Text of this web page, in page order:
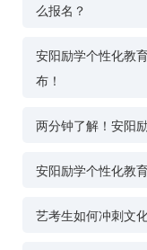
么报名？
安阳励学个性化教
布！
两分钟了解！安阳
安阳励学个性化教
艺考生如何冲刺文